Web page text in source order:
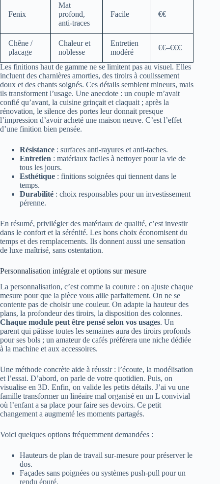
Fenix
Mat
profond,
anti-traces
Facile €€
Chêne /
placage
Chaleur et
noblesse
Entretien
modéré
€€–€€€
Les finitions haut de gamme ne se limitent pas au visuel. Elles
incluent des charnières amorties, des tiroirs à coulissement
doux et des chants soignés. Ces détails semblent mineurs, mais
ils transforment l’usage. Une anecdote : un couple m’avait
confié qu’avant, la cuisine grinçait et claquait ; après la
rénovation, le silence des portes leur donnait presque
l’impression d’avoir acheté une maison neuve. C’est l’effet
d’une finition bien pensée.
Résistance : surfaces anti-rayures et anti-taches.
Entretien : matériaux faciles à nettoyer pour la vie de
tous les jours.
Esthétique : finitions soignées qui tiennent dans le
temps.
Durabilité : choix responsables pour un investissement
pérenne.
En résumé, privilégier des matériaux de qualité, c’est investir
dans le confort et la sérénité. Les bons choix économisent du
temps et des remplacements. Ils donnent aussi une sensation
de luxe maîtrisé, sans ostentation.
Personnalisation intégrale et options sur mesure
La personnalisation, c’est comme la couture : on ajuste chaque
mesure pour que la pièce vous aille parfaitement. On ne se
contente pas de choisir une couleur. On adapte la hauteur des
plans, la profondeur des tiroirs, la disposition des colonnes.
Chaque module peut être pensé selon vos usages. Un
parent qui pâtisse toutes les semaines aura des tiroirs profonds
pour ses bols ; un amateur de cafés préférera une niche dédiée
à la machine et aux accessoires.
Une méthode concrète aide à réussir : l’écoute, la modélisation
et l’essai. D’abord, on parle de votre quotidien. Puis, on
visualise en 3D. Enfin, on valide les petits détails. J’ai vu une
famille transformer un linéaire mal organisé en un L convivial
où l’enfant a sa place pour faire ses devoirs. Ce petit
changement a augmenté les moments partagés.
Voici quelques options fréquemment demandées :
Hauteurs de plan de travail sur-mesure pour préserver le
dos.
Façades sans poignées ou systèmes push-pull pour un
rendu épuré.